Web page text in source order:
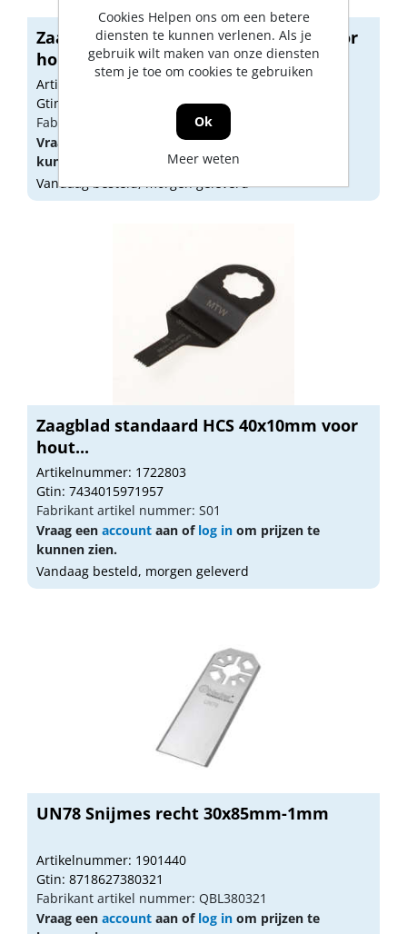
Zaagblad standaard HCS 40x10mm voor
hout...
Artikelnummer: 1722702
Gtin: 7434015970950
Fabrikant artikel nummer: Q01
Vraag een
aan oflog in
kunnen zien.
Vandaag besteld, morgen geleverd
Zaagblad standaard HCS 40x10mm voor
hout...
Artikelnummer: 1722803
Gtin: 7434015971957
Fabrikant artikel nummer: S01
Vraag een account aan of log in om prijzen te
kunnen zien.
Vandaag besteld, morgen geleverd
UN78 Snijmes recht 30x85mm-1mm
Artikelnummer: 1901440
Gtin: 8718627380321
Fabrikant artikel nummer: QBL380321
Vraag een account aan of log in om prijzen te
Cookies Helpen ons om een betere
diensten te kunnen verlenen. Als je
gebruik wilt maken van onze diensten
stem je toe om cookies te gebruiken
Ok
Meer weten